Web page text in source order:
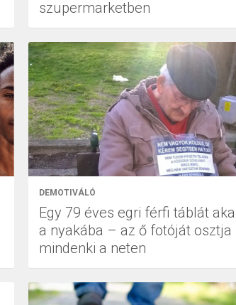
szupermarketben
DEMOTIVÁLÓ
Egy 79 éves egri férfi táblát
a nyakába – az ő fotóját osztja
mindenki a neten